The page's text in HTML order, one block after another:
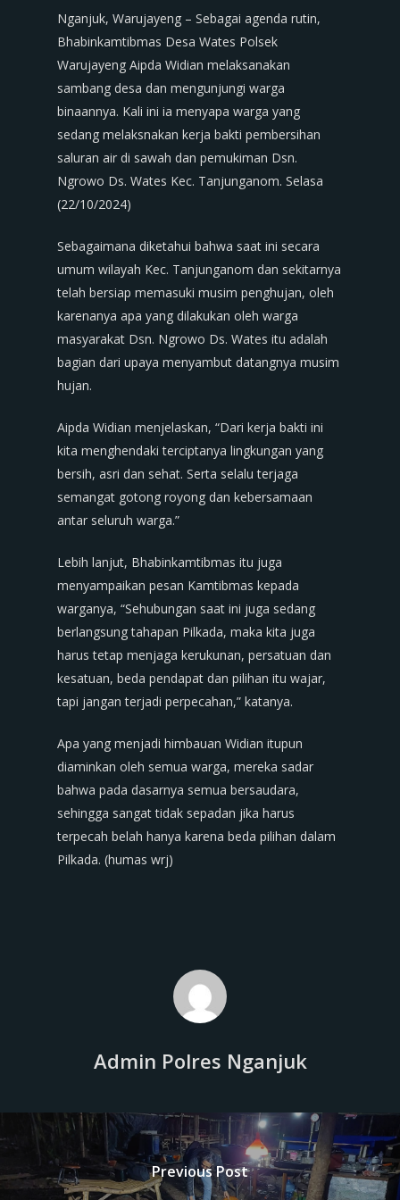
Nganjuk, Warujayeng – Sebagai agenda rutin,
Bhabinkamtibmas Desa Wates Polsek
Warujayeng Aipda Widian melaksanakan
sambang desa dan mengunjungi warga
binaannya. Kali ini ia menyapa warga yang
sedang melaksnakan kerja bakti pembersihan
saluran air di sawah dan pemukiman Dsn.
Ngrowo Ds. Wates Kec. Tanjunganom. Selasa
(22/10/2024)
Sebagaimana diketahui bahwa saat ini secara
umum wilayah Kec. Tanjunganom dan sekitarnya
telah bersiap memasuki musim penghujan, oleh
karenanya apa yang dilakukan oleh warga
masyarakat Dsn. Ngrowo Ds. Wates itu adalah
bagian dari upaya menyambut datangnya musim
hujan.
Aipda Widian menjelaskan, “Dari kerja bakti ini
kita menghendaki terciptanya lingkungan yang
bersih, asri dan sehat. Serta selalu terjaga
semangat gotong royong dan kebersamaan
antar seluruh warga.”
Lebih lanjut, Bhabinkamtibmas itu juga
menyampaikan pesan Kamtibmas kepada
warganya, “Sehubungan saat ini juga sedang
berlangsung tahapan Pilkada, maka kita juga
harus tetap menjaga kerukunan, persatuan dan
kesatuan, beda pendapat dan pilihan itu wajar,
tapi jangan terjadi perpecahan,” katanya.
Apa yang menjadi himbauan Widian itupun
diaminkan oleh semua warga, mereka sadar
bahwa pada dasarnya semua bersaudara,
sehingga sangat tidak sepadan jika harus
terpecah belah hanya karena beda pilihan dalam
Pilkada. (humas wrj)
Admin Polres Nganjuk
Previous Post